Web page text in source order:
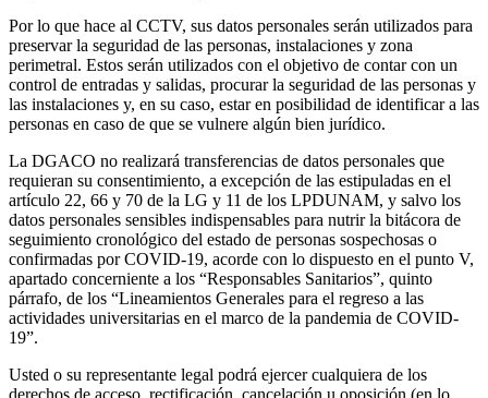
Por lo que hace al CCTV, sus datos personales serán utilizados para
preservar la seguridad de las personas, instalaciones y zona
perimetral. Estos serán utilizados con el objetivo de contar con un
control de entradas y salidas, procurar la seguridad de las personas y
las instalaciones y, en su caso, estar en posibilidad de identificar a las
personas en caso de que se vulnere algún bien jurídico.
La DGACO no realizará transferencias de datos personales que
requieran su consentimiento, a excepción de las estipuladas en el
artículo 22, 66 y 70 de la LG y 11 de los LPDUNAM, y salvo los
datos personales sensibles indispensables para nutrir la bitácora de
seguimiento cronológico del estado de personas sospechosas o
confirmadas por COVID-19, acorde con lo dispuesto en el punto V,
apartado concerniente a los “Responsables Sanitarios”, quinto
párrafo, de los “Lineamientos Generales para el regreso a las
actividades universitarias en el marco de la pandemia de COVID-
19”.
Usted o su representante legal podrá ejercer cualquiera de los